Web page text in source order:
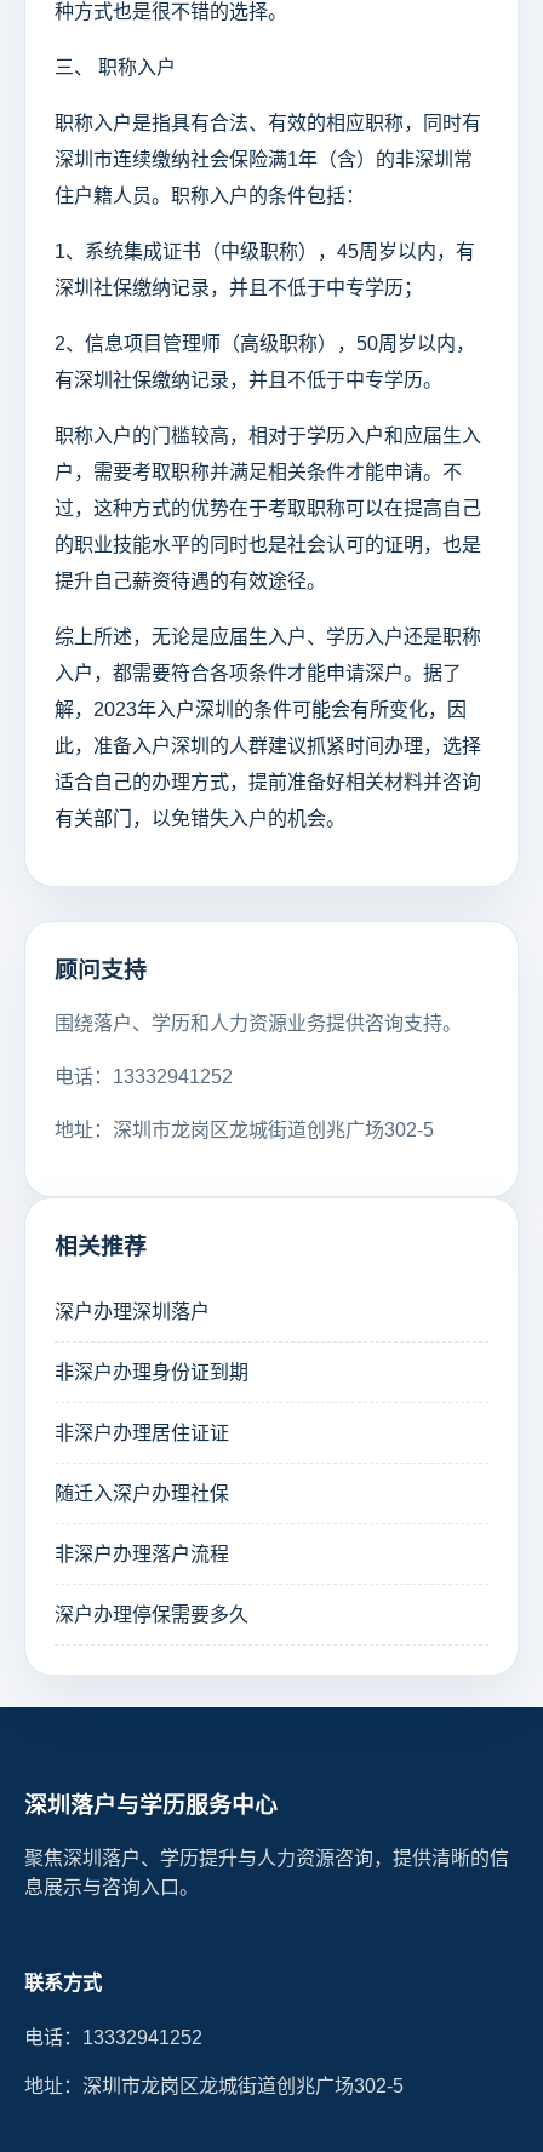
种方式也是很不错的选择。
三、 职称入户
职称入户是指具有合法、有效的相应职称，同时有
深圳市连续缴纳社会保险满1年（含）的非深圳常
住户籍人员。职称入户的条件包括：
1、系统集成证书（中级职称），45周岁以内，有
深圳社保缴纳记录，并且不低于中专学历；
2、信息项目管理师（高级职称），50周岁以内，
有深圳社保缴纳记录，并且不低于中专学历。
职称入户的门槛较高，相对于学历入户和应届生入
户，需要考取职称并满足相关条件才能申请。不
过，这种方式的优势在于考取职称可以在提高自己
的职业技能水平的同时也是社会认可的证明，也是
提升自己薪资待遇的有效途径。
综上所述，无论是应届生入户、学历入户还是职称
入户，都需要符合各项条件才能申请深户。据了
解，2023年入户深圳的条件可能会有所变化，因
此，准备入户深圳的人群建议抓紧时间办理，选择
适合自己的办理方式，提前准备好相关材料并咨询
有关部门，以免错失入户的机会。
顾问支持
围绕落户、学历和人力资源业务提供咨询支持。
电话：13332941252
地址：深圳市龙岗区龙城街道创兆广场302-5
相关推荐
深户办理深圳落户
非深户办理身份证到期
非深户办理居住证证
随迁入深户办理社保
非深户办理落户流程
深户办理停保需要多久
深圳落户与学历服务中心
聚焦深圳落户、学历提升与人力资源咨询，提供清晰的信
息展示与咨询入口。
联系方式
电话：13332941252
地址：深圳市龙岗区龙城街道创兆广场302-5